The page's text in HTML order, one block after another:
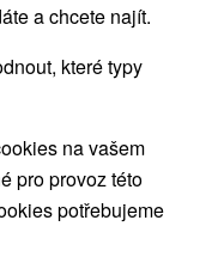
NEJDRAŽŠÍ PODLE
a chcete najít.
které typy
na vašem
pro provoz této
potřebujeme